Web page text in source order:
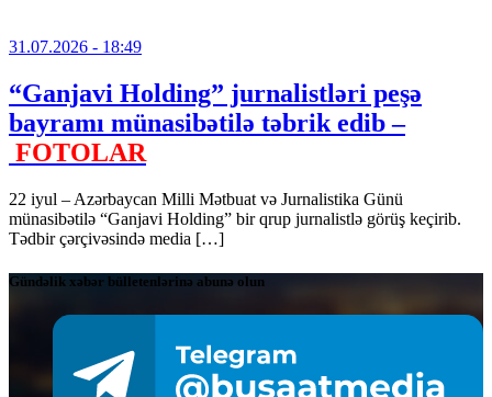
31.07.2026 - 18:49
“Ganjavi Holding” jurnalistləri peşə
bayramı münasibətilə təbrik edib –
FOTOLAR
22 iyul – Azərbaycan Milli Mətbuat və Jurnalistika Günü
münasibətilə “Ganjavi Holding” bir qrup jurnalistlə görüş keçirib.
Tədbir çərçivəsində media […]
Gündəlik xəbər bülletenlərinə abunə olun